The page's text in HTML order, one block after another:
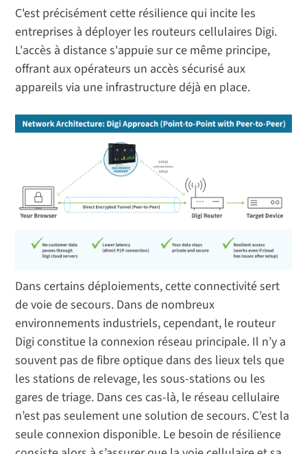
C'est précisément cette résilience qui incite les
entreprises à déployer les routeurs cellulaires Digi.
L'accès à distance s'appuie sur ce même principe,
offrant aux opérateurs un accès sécurisé aux
appareils via une infrastructure déjà en place.
Dans certains déploiements, cette connectivité sert
de voie de secours. Dans de nombreux
environnements industriels, cependant, le routeur
Digi constitue la connexion réseau principale. Il n’y a
souvent pas de fibre optique dans des lieux tels que
les stations de relevage, les sous-stations ou les
gares de triage. Dans ces cas-là, le réseau cellulaire
n’est pas seulement une solution de secours. C’est la
seule connexion disponible. Le besoin de résilience